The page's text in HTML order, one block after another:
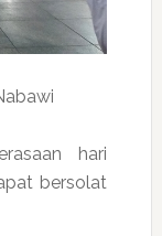
hari
bersolat